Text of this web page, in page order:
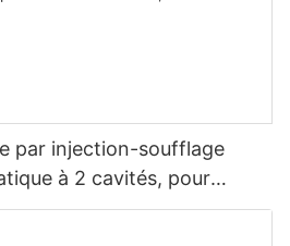
par injection-soufflage
à 2 cavités, pour
de 5 à 20 litres.